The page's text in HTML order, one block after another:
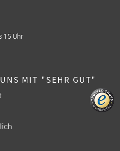
15 Uhr
MIT "SEHR GUT"